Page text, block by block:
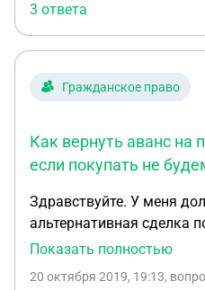
3 ответа
Гражданское право
Как вернуть аванс на
если покупать не
Здравствуйте. У меня
альтернативная сделка
квартир. Мою квартиру
Показать полностью
20 октября 2019, 19:13,